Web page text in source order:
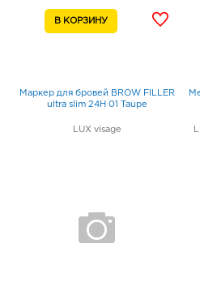
Маркер для бровей BROW FILLER
ultra slim 24H 01 Taupe
LUX visage